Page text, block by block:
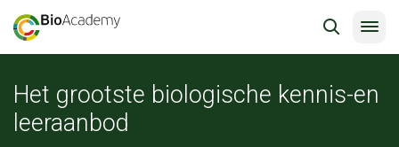
Het grootste biologische kennis-en
leeraanbod